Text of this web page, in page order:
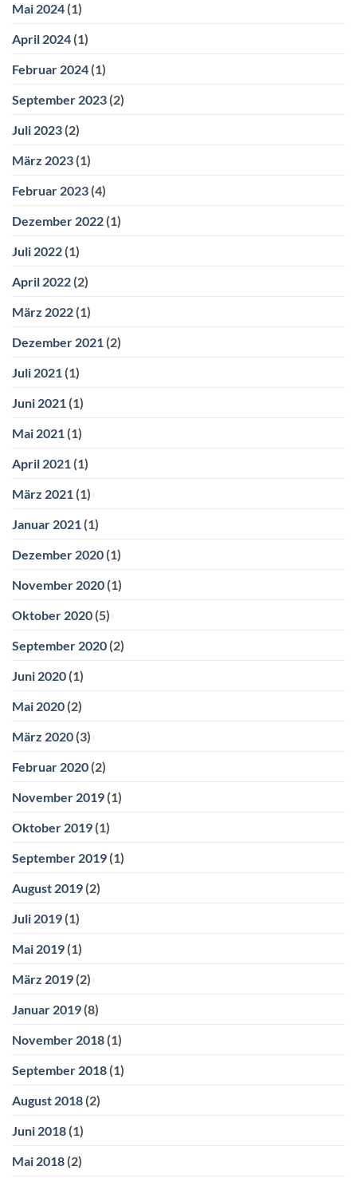
Mai 2024 (1)
April 2024 (1)
Februar 2024 (1)
September 2023 (2)
Juli 2023 (2)
März 2023 (1)
Februar 2023 (4)
Dezember 2022 (1)
Juli 2022 (1)
April 2022 (2)
März 2022 (1)
Dezember 2021 (2)
Juli 2021 (1)
Juni 2021 (1)
Mai 2021 (1)
April 2021 (1)
März 2021 (1)
Januar 2021 (1)
Dezember 2020 (1)
November 2020 (1)
Oktober 2020 (5)
September 2020 (2)
Juni 2020 (1)
Mai 2020 (2)
März 2020 (3)
Februar 2020 (2)
November 2019 (1)
Oktober 2019 (1)
September 2019 (1)
August 2019 (2)
Juli 2019 (1)
Mai 2019 (1)
März 2019 (2)
Januar 2019 (8)
November 2018 (1)
September 2018 (1)
August 2018 (2)
Juni 2018 (1)
Mai 2018 (2)